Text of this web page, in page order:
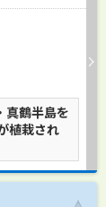
真鶴半島を
植栽され